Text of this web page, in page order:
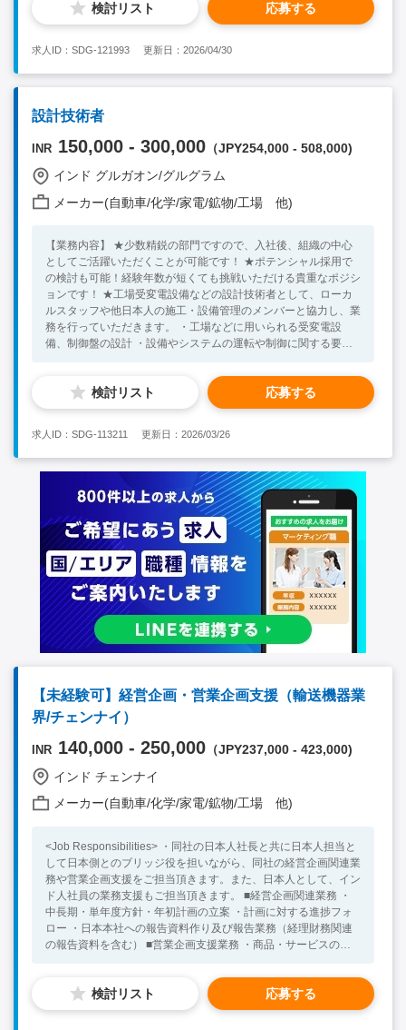
屋レイアウト図面、機器外形図面、配管図面等の読解 <あれば尚
望ましい経験・スキル> ・建築施工管理経験 ・機器器具設
境下(文化、食べ物、インド人特有の慣習等)に順応できる適応力
・コミュニケーション能力 （ビジネス英語）
検討リスト 応募する
求人ID：SDG-121993 更新日：2026/04/30
設計技術者
INR 150,000 - 300,000 （JPY254,000 - 508,000)
インド グルガオン/グルグラム
メーカー(自動車/化学/家電/鉱物/工場 他)
【業務内容】 ★少数精鋭の部門ですので、入社後、組織の中心
としてご活躍いただくことが可能です！ ★ポテンシャル採用で
の検討も可能！経験年数が短くても挑戦いただける貴重なポジシ
ョンです！ ★工場受変電設備などの設計技術者として、ローカ
ルスタッフや他日本人の施工・設備管理のメンバーと協力し、業
務を行っていただきます。 ・工場などに用いられる受変電設
備、制御盤の設計 ・設備やシステムの運転や制御に関する要件
討・作成 ・調達品の仕様確認 ・試験や検証、最終的な現地での
試験調整 ・運用中の設備やシステムのトラブル対応、改善業務
【必須条件】 ・電気/機械設備の設計経験や知識（経験年数不問/
件】 ・電気技術者検定三種の資格保有者 ・ビジネスレベルの英
語力 ・インド他、海外での就業経験をお持ちの方
検討リスト 応募する
求人ID：SDG-113211 更新日：2026/03/26
【未経験可】経営企画・営業企画支援（輸送機器業
界/チェンナイ）
INR 140,000 - 250,000 （JPY237,000 - 423,000)
インド チェンナイ
メーカー(自動車/化学/家電/鉱物/工場 他)
<Job Responsibilities> ・同社の日本人社長と共に日本人担当と
して日本側とのブリッジ役を担いながら、同社の経営企画関連業
務や営業企画支援をご担当頂きます。また、日本人として、イン
ド人社員の業務支援もご担当頂きます。 ■経営企画関連業務 ・
中長期・単年度方針・年初計画の立案 ・計画に対する進捗フォ
ロー ・日本本社への報告資料作り及び報告業務（経理財務関連
の報告資料を含む） ■営業企画支援業務 ・商品・サービスの販
し、市場環境調査（お客様・競合等の調査）、事業開発関連の基
礎調査 ・ 調査したデータを元にしたプレゼン資料の作成、各種
書類作成業務 <Necessary Skill / Experience > ・ビジネスレベル
検討リスト 応募する